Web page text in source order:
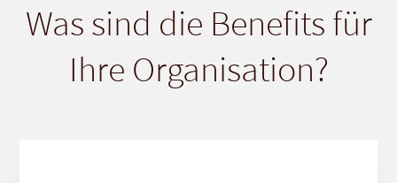
Was sind die Benefits für
Ihre Organisation?